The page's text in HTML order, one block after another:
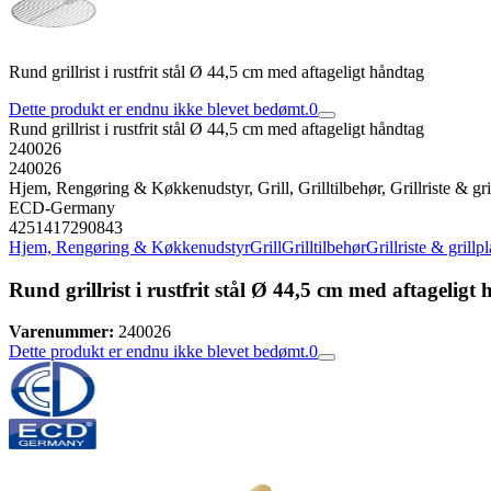
Rund grillrist i rustfrit stål Ø 44,5 cm med aftageligt håndtag
Dette produkt er endnu ikke blevet bedømt.0
Rund grillrist i rustfrit stål Ø 44,5 cm med aftageligt håndtag
240026
240026
Hjem, Rengøring & Køkkenudstyr, Grill, Grilltilbehør, Grillriste &
ECD-Germany
4251417290843
Hjem, Rengøring & KøkkenudstyrGrillGrilltilbehørGrillriste &
Rund grillrist i rustfrit stål Ø 44,5 cm med aftageligt
Varenummer: 240026
Dette produkt er endnu ikke blevet bedømt.0